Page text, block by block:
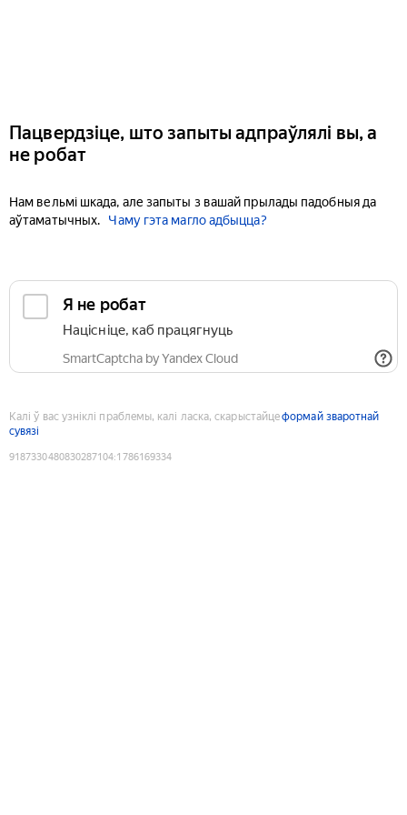
Пацвердзіце, што запыты адпраўлялі вы, а
не робат
Нам вельмі шкада, але запыты з вашай прылады падобныя да
аўтаматычных.
Чаму гэта магло адбыцца?
Я не робат
Націсніце, каб працягнуць
SmartCaptcha by Yandex Cloud
Калі ў вас узніклі праблемы, калі ласка, скарыстайцеформай зваротнай
сувязі
9187330480830287104:1786169334